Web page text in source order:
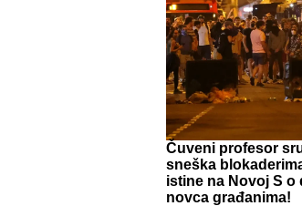
Čuveni profesor
sneška
istine na Novoj S o
novca građanima!